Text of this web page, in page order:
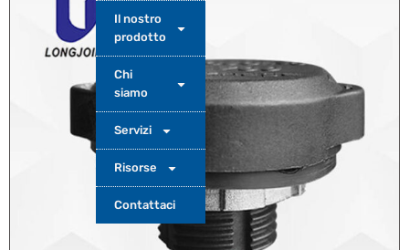
Il nostro
prodotto
Chi
siamo
Servizi
Risorse
Contattaci